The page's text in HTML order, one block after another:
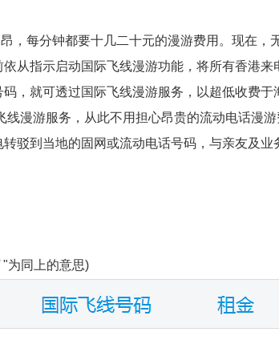
，每分钟都要十几二十元的漫游费用。现在，
从指示启动国际飞线漫游功能，将所有香港来
，就可透过国际飞线漫游服务，以超低收费于
线漫游服务，从此不用担心昂贵的流动电话漫
驳到当地的固网或流动电话号码，与亲友及业
为同上的意思)